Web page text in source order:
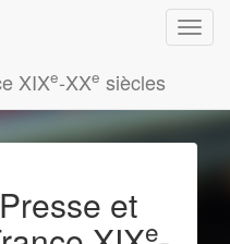
XIXe-XXe siècles
et
e